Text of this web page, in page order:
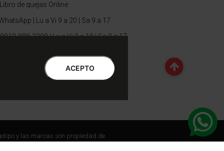
Libro de quejas Online
| Lu a Vi 9 a 20 | Sa 9 a 17
888-3398 | Lu a Vi 9 a 18 | Sa 9 a 17
Botón de Arrepentimiento
y las marcas son propiedad de
ACEPTO